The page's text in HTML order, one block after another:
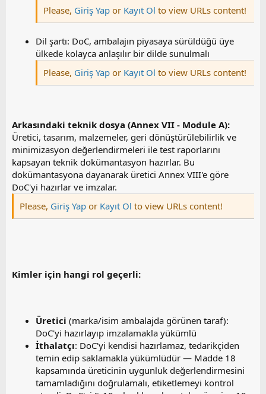
Please, Giriş Yap or Kayıt Ol to view URLs content!
Dil şartı: DoC, ambalajın piyasaya sürüldüğü üye
ülkede kolayca anlaşılır bir dilde sunulmalı
Please, Giriş Yap or Kayıt Ol to view URLs content!
Arkasındaki teknik dosya (Annex VII - Module A):
Üretici, tasarım, malzemeler, geri dönüştürülebilirlik ve
minimizasyon değerlendirmeleri ile test raporlarını
kapsayan teknik dokümantasyon hazırlar. Bu
dokümantasyona dayanarak üretici Annex VIII'e göre
DoC'yi hazırlar ve imzalar.
Please, Giriş Yap or Kayıt Ol to view URLs content!
Kimler için hangi rol geçerli:
Üretici (marka/isim ambalajda görünen taraf):
DoC'yi hazırlayıp imzalamakla yükümlü
İthalatçı: DoC'yi kendisi hazırlamaz, tedarikçiden
temin edip saklamakla yükümlüdür — Madde 18
kapsamında üreticinin uygunluk değerlendirmesini
tamamladığını doğrulamalı, etiketlemeyi kontrol